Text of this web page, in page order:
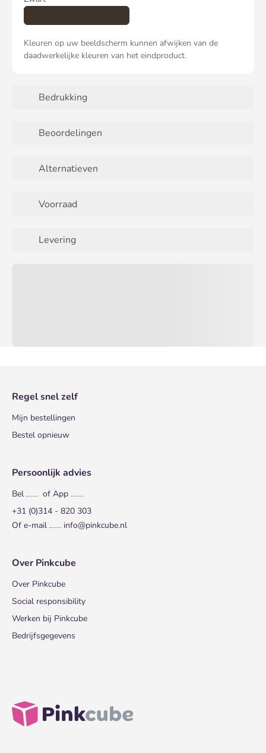
Kleuren op uw beeldscherm kunnen afwijken van de
daadwerkelijke kleuren van het eindproduct.
Bedrukking
Beoordelingen
Alternatieven
Voorraad
Levering
Regel snel zelf
Mijn bestellingen
Bestel opnieuw
Persoonlijk advies
Bel
of App
+31 (0)314 - 820 303
Of e-mail
info@pinkcube.nl
Over Pinkcube
Over Pinkcube
Social responsibility
Werken bij Pinkcube
Bedrijfsgegevens